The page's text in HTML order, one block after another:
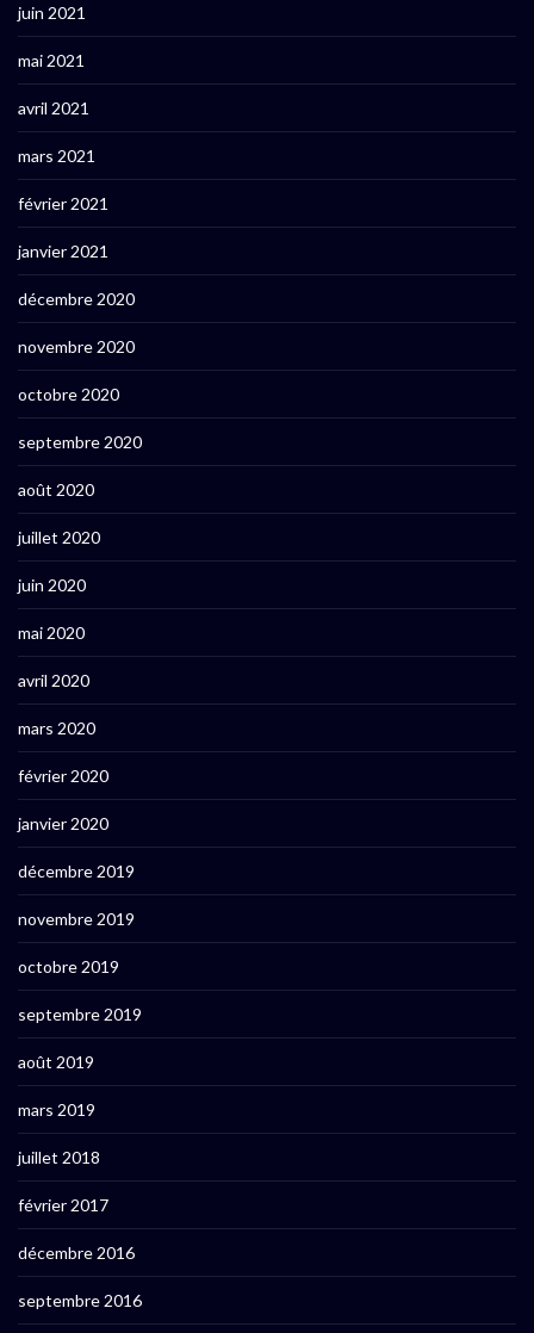
juin 2021
mai 2021
avril 2021
mars 2021
février 2021
janvier 2021
décembre 2020
novembre 2020
octobre 2020
septembre 2020
août 2020
juillet 2020
juin 2020
mai 2020
avril 2020
mars 2020
février 2020
janvier 2020
décembre 2019
novembre 2019
octobre 2019
septembre 2019
août 2019
mars 2019
juillet 2018
février 2017
décembre 2016
septembre 2016